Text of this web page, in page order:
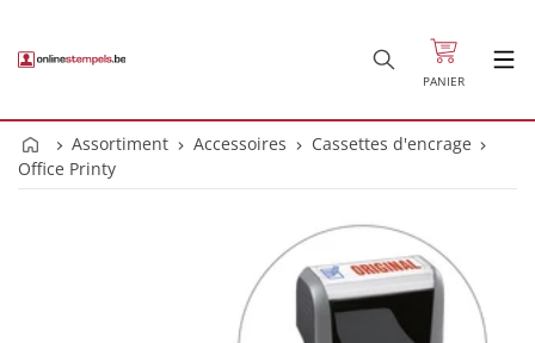
PANIER
Assortiment Accessoires
Cassettes d'encrage
Office Printy